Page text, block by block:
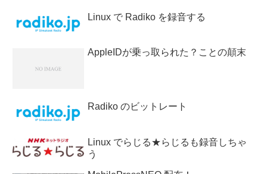
Linux で Radiko を録音する
AppleIDが乗っ取られた？ことの顛末
Radiko のビットレート
Linux でらじる★らじるも録音しちゃ
う